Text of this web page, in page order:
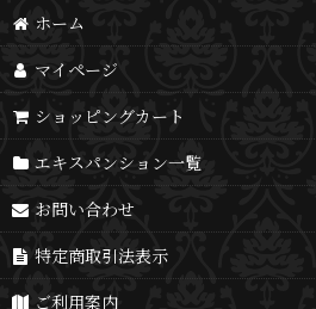
ホーム
マイページ
ショッピングカート
エキスパンション一覧
お問い合わせ
特定商取引法表示
ご利用案内